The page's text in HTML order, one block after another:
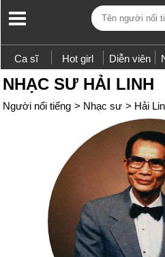
Ca sĩ Hot girl Diễn viên
NHẠC SƯ HẢI LINH
Người nổi tiếng > Nhạc sư > Hải